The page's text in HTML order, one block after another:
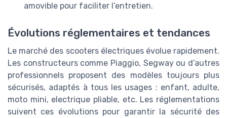
amovible pour faciliter l’entretien.
Évolutions réglementaires et tendances
Le marché des scooters électriques évolue rapidement.
Les constructeurs comme Piaggio, Segway ou d’autres
professionnels proposent des modèles toujours plus
sécurisés, adaptés à tous les usages : enfant, adulte,
moto mini, electrique pliable, etc. Les réglementations
suivent ces évolutions pour garantir la sécurité des